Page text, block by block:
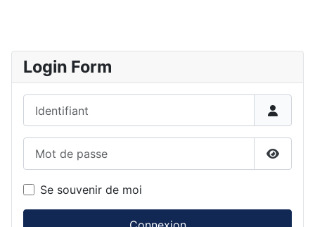
Login Form
Se souvenir de moi